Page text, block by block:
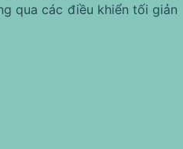
qua các điều khiển tối giản